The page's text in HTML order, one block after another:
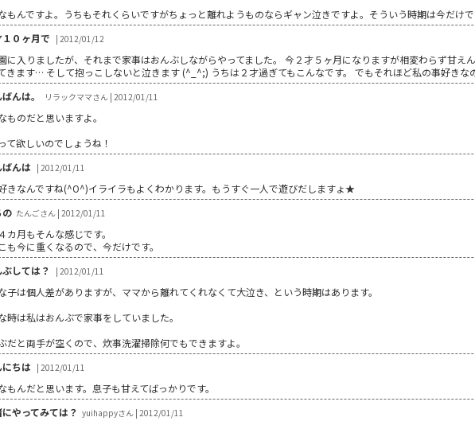
もんですよ。うちもそれくらいですがちょっと離れようものならギャン泣きですよ。そういう時期は今だけで
１０ヶ月で | 2012/01/12
に入りましたが、それまで家事はおんぶしながらやってました。 今２才５ヶ月になりますが相変わらず甘え
きます… そして抱っこしないと泣きます (^_^;) うちは２才過ぎてもこんなです。 でもそれほど私の事好きな
んは。
リラックママさん | 2012/01/11
ものだと思いますよ。
て欲しいのでしょうね！
ばんは | 2012/01/11
きなんですね(^O^)イライラもよくわかります。もうすぐ一人で遊びだしますょ★
の たんごさん | 2012/01/11
カ月もそんな感じです。
も今に重くなるので、今だけです。
しては？
| 2012/01/11
子は個人差がありますが、ママから離れてくれなくて大泣き、という時期はあります。
時は私はおんぶで家事をしていました。
だと両手が空くので、炊事洗濯掃除何でもできますよ。
にちは | 2012/01/11
もんだと思います。息子も甘えてばっかりです。
にやってみては？ yuihappyさん | 2012/01/11